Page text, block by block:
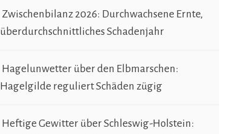
Zwischenbilanz 2026: Durchwachsene Ernte,
überdurchschnittliches Schadenjahr
Hagelunwetter über den Elbmarschen:
Hagelgilde reguliert Schäden zügig
Heftige Gewitter über Schleswig-Holstein: